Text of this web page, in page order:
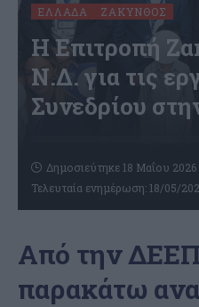
ΕΛΛΆΔΑ ΖΆΚΥΝΘΟΣ
Η Επιτροπή
Ν.Δ. για τις
Συνεδρίου
Τελευταία ενημέρωση: 18/05/
Δημοσιεύτηκε 18 Μαΐου 2026
Από την
παρακάτω